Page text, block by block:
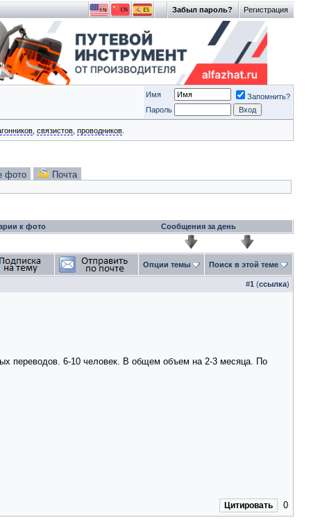
Регистрация
Забыл пароль?
Имя
Запомнить?
Пароль
связистов проводников
фото Почта
к фото Сообщения за день
Опции темы Поиск в этой теме
#1 (ссылка)
переводов. 6-10 человек. В общем объем на 2-3 месяца. По
Цитировать 0